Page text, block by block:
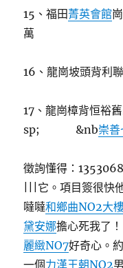
15、福田菁英會館
萬
16、龍崗坡頭背
17、龍崗樟背恒裕
sp; &nb崇
徵詢懂得：
|||它。項目簽很快
噠噠和鄉曲NO2大
黛安娜擔心死我了
麗緻NO7好奇心。
一個力漢王朝NO2